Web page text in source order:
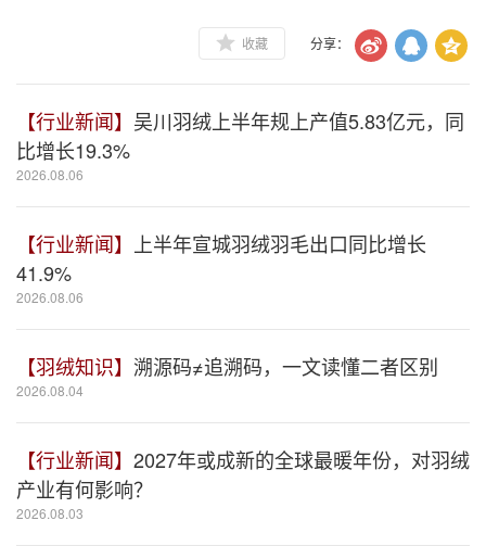
收藏 分享：
【行业新闻】 吴川羽绒上半年规上产值5.83亿元，同
比增长19.3%
2026.08.06
【行业新闻】
上半年宣城羽绒羽毛出口同比增长
41.9%
2026.08.06
【羽绒知识】 溯源码≠追溯码，一文读懂二者区别
2026.08.04
【行业新闻】 2027年或成新的全球最暖年份，对羽绒
产业有何影响？
2026.08.03